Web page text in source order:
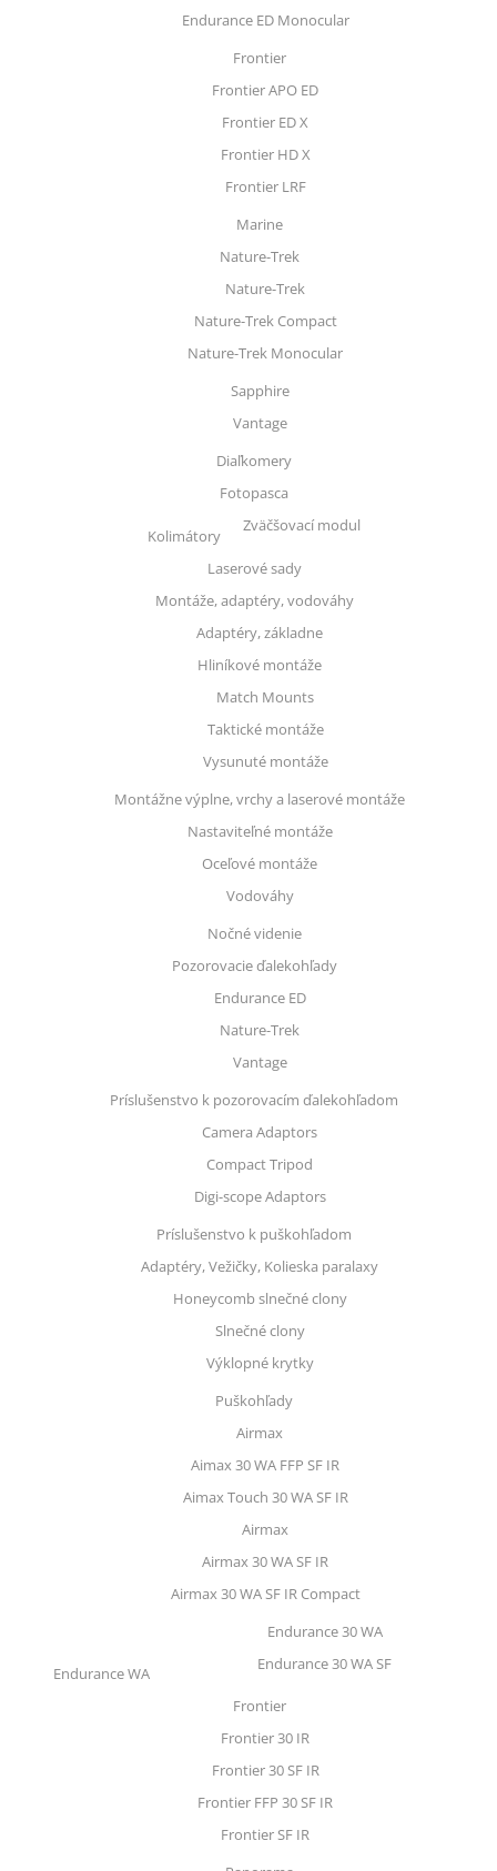
Endurance ED Monocular
Frontier
Frontier APO ED
Frontier ED X
Frontier HD X
Frontier LRF
Marine
Nature-Trek
Nature-Trek
Nature-Trek Compact
Nature-Trek Monocular
Sapphire
Vantage
Diaľkomery
Fotopasca
Kolimátory
Zväčšovací modul
Laserové sady
Montáže, adaptéry, vodováhy
Adaptéry, základne
Hliníkové montáže
Match Mounts
Taktické montáže
Vysunuté montáže
Montážne výplne, vrchy a laserové montáže
Nastaviteľné montáže
Oceľové montáže
Vodováhy
Nočné videnie
Pozorovacie ďalekohľady
Endurance ED
Nature-Trek
Vantage
Príslušenstvo k pozorovacím ďalekohľadom
Camera Adaptors
Compact Tripod
Digi-scope Adaptors
Príslušenstvo k puškohľadom
Adaptéry, Vežičky, Kolieska paralaxy
Honeycomb slnečné clony
Slnečné clony
Výklopné krytky
Puškohľady
Airmax
Aimax 30 WA FFP SF IR
Aimax Touch 30 WA SF IR
Airmax
Airmax 30 WA SF IR
Airmax 30 WA SF IR Compact
Endurance WA
Endurance 30 WA
Endurance 30 WA SF
Frontier
Frontier 30 IR
Frontier 30 SF IR
Frontier FFP 30 SF IR
Frontier SF IR